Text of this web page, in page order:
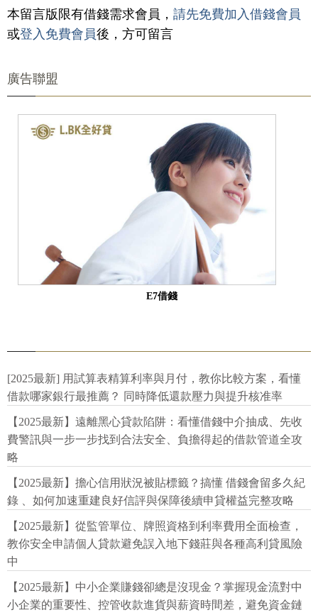
本留言版限有借錢需求會員， 請先免費加入借錢會員
或登入免費會員後，方可留言
廣告聯盟
E7借錢
[2025最新] 用試算表精算利率與月付，教你比較方案，看懂
借款哪家銀行最推薦？ 同時降低還款壓力與提升核准率
【2025最新】遠離黑心貸款陷阱：看懂借錢中介抽成、先收
費警訊與一步一步找到合法安全、負擔得起的借款管道全攻
略
【2025最新】擔心信用狀況被貼標籤？搞懂 借錢會留多久紀
錄 、如何加速重建良好信評與保障後續申貸權益完整攻略
【2025最新】從監管單位、牌照資格到利率費用全面檢查，
教你安全申請個人貸款避免誤入地下錢莊與各種高利貸風險
中
【2025最新】中小企業賺錢卻總是沒現金？掌握現金流對中
小企業的重要性、控管收款進貨與薪資時間差，避免資金鏈